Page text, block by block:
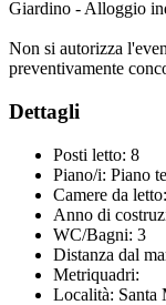
Giardino - Alloggio
Non si autorizza
preventivamente
Dettagli
Posti letto: 8
Piano/i: Piano
Camere da letto:
Anno di
WC/Bagni: 3
Distanza dal
Metriquadri:
Località: Santa